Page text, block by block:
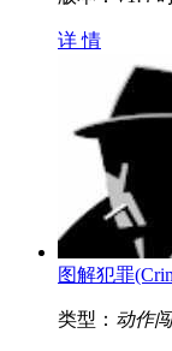
详 情
图解犯罪
类型： 动作